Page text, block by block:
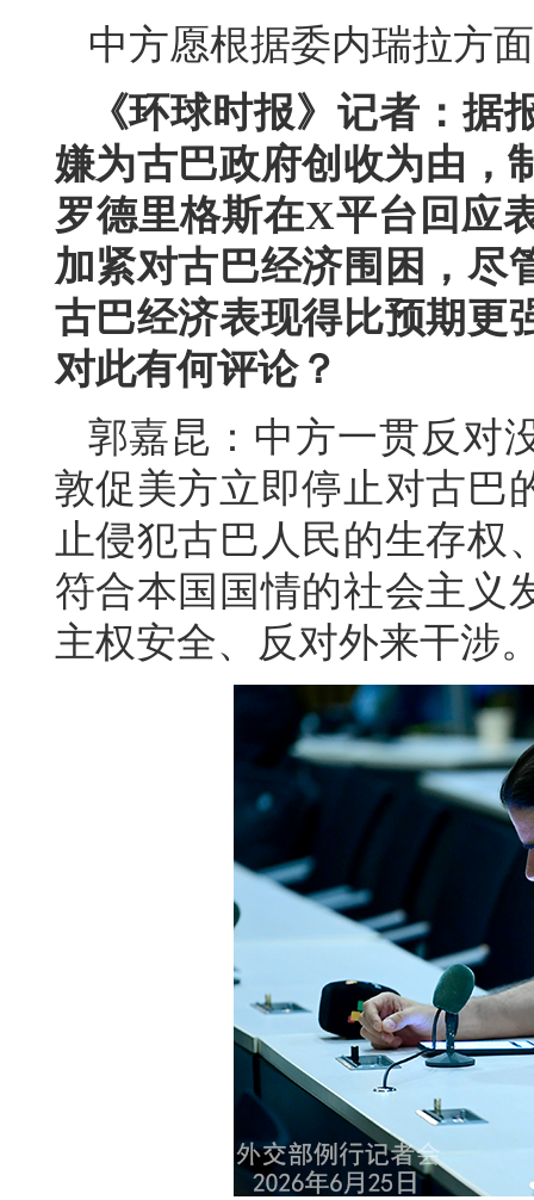
中方愿根据委内瑞拉方
《环球时报》记者：据
嫌为古巴政府创收为由，
罗德里格斯在X平台回应
加紧对古巴经济围困，尽
古巴经济表现得比预期更
对此有何评论？
郭嘉昆：中方一贯反对
敦促美方立即停止对古巴
止侵犯古巴人民的生存权
符合本国国情的社会主义
主权安全、反对外来干涉